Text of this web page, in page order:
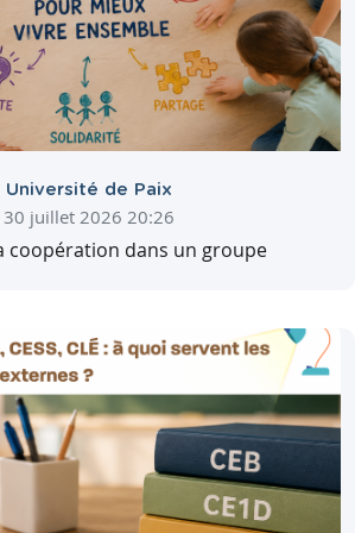
Université de Paix
30 juillet 2026 20:26
coopération dans un groupe